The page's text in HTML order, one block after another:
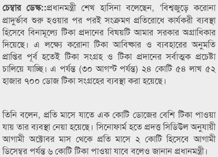
চেম্বার ডেস্ক::প্রধানমন্ত্রী শেখ হাসিনা বলেছেন, ‘বিশ্বজুড়ে করোনা
প্রাদুর্ভাব শুরু হওয়ার পর পরই সংক্রমণ প্রতিরোধে কার্যকরী ব্যবস্থা
হিসেবে বিনামূল্যে টিকা প্রদানের বিষয়টি আমার সরকার অগ্রাধিকার
দিয়েছে। এ লক্ষ্যে করোনা টিকা আবিষ্কার ও ব্যবহারের অনুমতি
প্রাপ্তির পূর্ব হতেই টিকা সংগ্রহ ও টিকা প্রদানের সর্বাত্মক প্রচেষ্টা
চালিয়ে যাচ্ছি। এ পর্যন্ত (৩০ আগস্ট পর্যন্ত) ২৪ কোটি ৫৪ লাখ ৫২
হাজার ৭০০ ডোজ টিকা সংগ্রহের ব্যবস্থা করা হয়েছে।
তিনি বলেন, প্রতি মাসে যাতে এক কোটি ডোজের বেশি টিকা পাওয়া
যায় তার ব্যবস্থা নেয়া হয়েছে। সিনোফার্ম হতে প্রদত্ত সিডিউল অনুযায়ী
আগামী অক্টোবর মাস থেকে প্রতি মাসে ২ কোটি হিসেবে আগামী
ডিসেম্বর পর্যন্ত ৬ কোটি টিকা পাওয়া যাবে বলেও জানান প্রধানমন্ত্রী।